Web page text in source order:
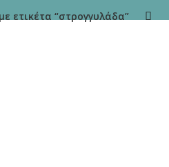
ετικέτα “στρογγυλάδα”